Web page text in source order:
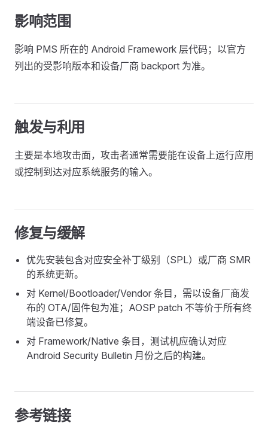
影响范围
影响 PMS 所在的 Android Framework 层代码；以官方
列出的受影响版本和设备厂商 backport 为准。
触发与利用
主要是本地攻击面，攻击者通常需要能在设备上运行应用
或控制到达对应系统服务的输入。
修复与缓解
优先安装包含对应安全补丁级别（SPL）或厂商 SMR
的系统更新。
对 Kernel/Bootloader/Vendor 条目，需以设备厂商发
布的 OTA/固件包为准；AOSP patch 不等价于所有终
端设备已修复。
对 Framework/Native 条目，测试机应确认对应
Android Security Bulletin 月份之后的构建。
参考链接